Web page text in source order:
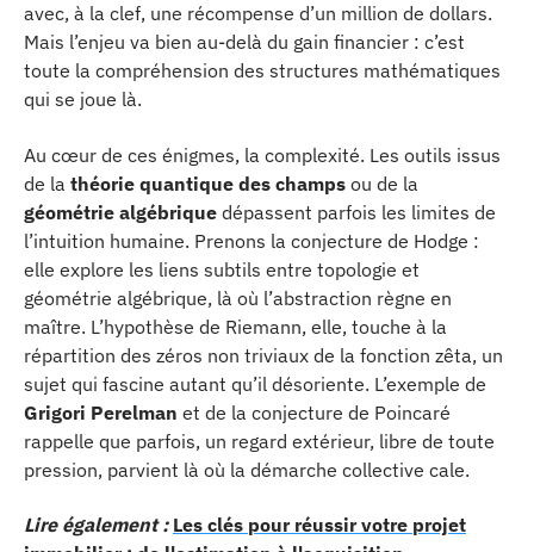
avec, à la clef, une récompense d’un million de dollars.
Mais l’enjeu va bien au-delà du gain financier : c’est
toute la compréhension des structures mathématiques
qui se joue là.
Au cœur de ces énigmes, la complexité. Les outils issus
de la théorie quantique des champs ou de la
géométrie algébrique dépassent parfois les limites de
l’intuition humaine. Prenons la conjecture de Hodge :
elle explore les liens subtils entre topologie et
géométrie algébrique, là où l’abstraction règne en
maître. L’hypothèse de Riemann, elle, touche à la
répartition des zéros non triviaux de la fonction zêta, un
sujet qui fascine autant qu’il désoriente. L’exemple de
Grigori Perelman et de la conjecture de Poincaré
rappelle que parfois, un regard extérieur, libre de toute
pression, parvient là où la démarche collective cale.
Lire également : Les clés pour réussir votre projet